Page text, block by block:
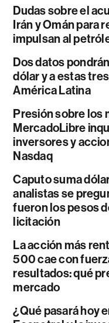
Dudas sobre el
Irán y Omán para
impulsan al
Dos datos
dólar y a estas
América Latina
Presión sobre los
MercadoLibre
inversores y
Nasdaq
Caputo suma
analistas se
fueron los pesos
licitación
La acción más
500 cae con
resultados: qué
mercado
¿Qué pasará hoy